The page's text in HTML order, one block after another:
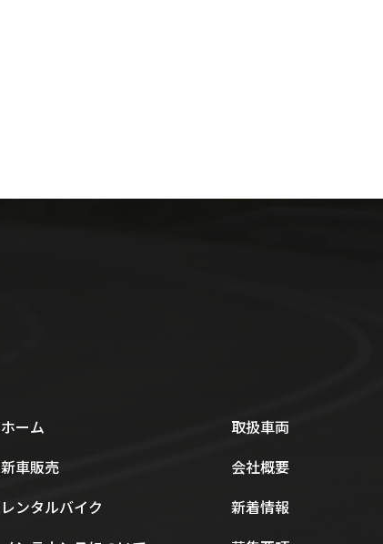
ホーム
新車販売
レンタルバイク
取扱車両
会社概要
新着情報